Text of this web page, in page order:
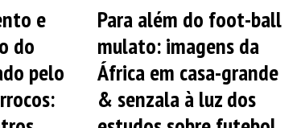
e
do
pelo
Para além do foot-ball
mulato: imagens da
África em casa-grande
& senzala à luz dos